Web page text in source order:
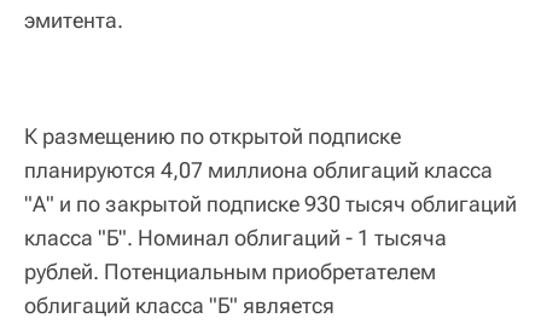
эмитента.
К размещению по открытой подписке
планируются 4,07 миллиона облигаций класса
"А" и по закрытой подписке 930 тысяч облигаций
класса "Б". Номинал облигаций - 1 тысяча
рублей. Потенциальным приобретателем
облигаций класса "Б" является